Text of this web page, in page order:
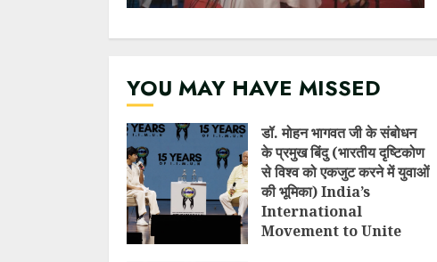
YOU MAY HAVE MISSED
डॉ. मोहन भागवत जी के संबोधन
के प्रमुख बिंदु (भारतीय दृष्टिकोण
से विश्व को एकजुट करने में युवाओं
की भूमिका) India’s
International
Movement to Unite